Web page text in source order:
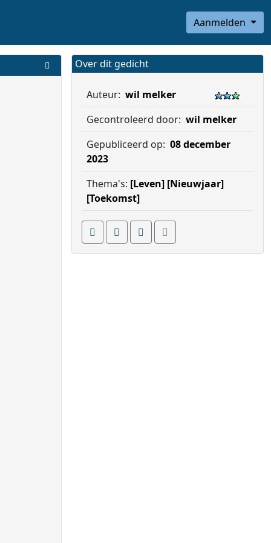
Aanmelden
Over dit gedicht
Auteur: wil melker
Gecontroleerd door: wil melker
Gepubliceerd op: 08 december
2023
Thema's: [Leven] [Nieuwjaar]
[Toekomst]